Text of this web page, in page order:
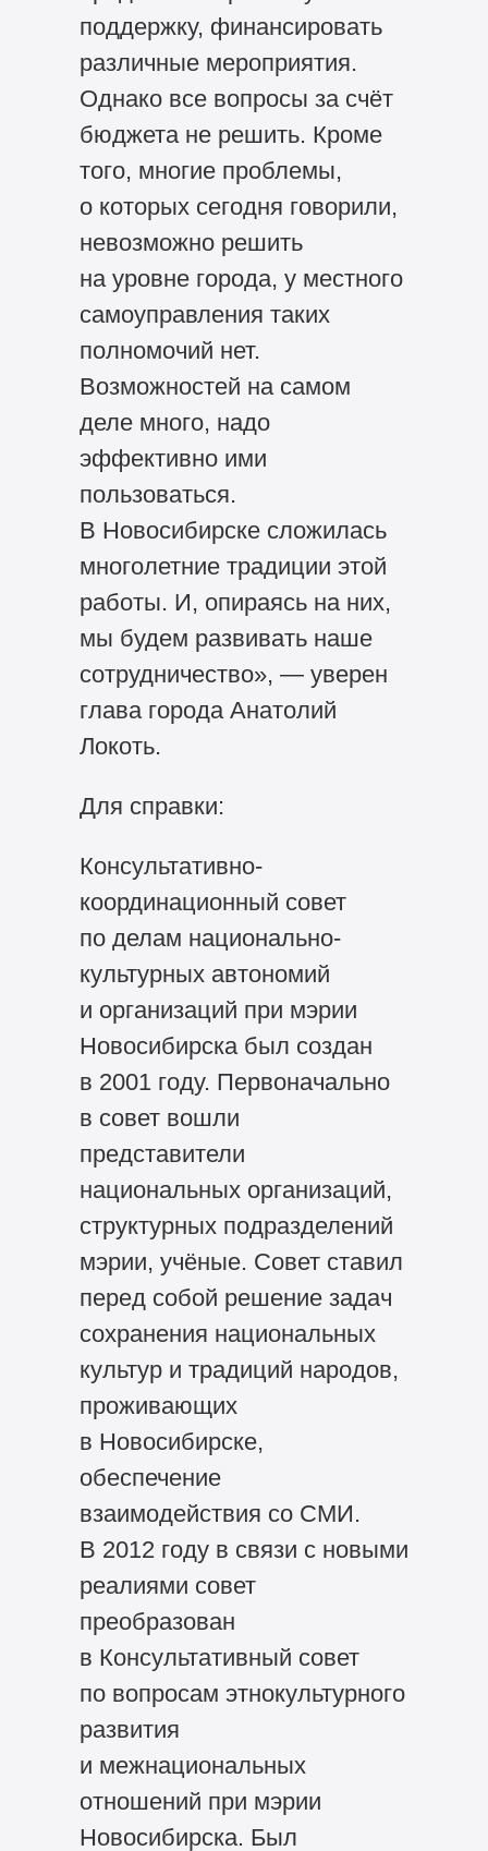
поддержку, финансировать
различные мероприятия.
Однако все вопросы за счёт
бюджета не решить. Кроме
того, многие проблемы,
о которых сегодня говорили,
невозможно решить
на уровне города, у местного
самоуправления таких
полномочий нет.
Возможностей на самом
деле много, надо
эффективно ими
пользоваться.
В Новосибирске сложилась
многолетние традиции этой
работы. И, опираясь на них,
мы будем развивать наше
сотрудничество», — уверен
глава города Анатолий
Локоть.
Для справки:
Консультативно-
координационный совет
по делам национально-
культурных автономий
и организаций при мэрии
Новосибирска был создан
в 2001 году. Первоначально
в совет вошли
представители
национальных организаций,
структурных подразделений
мэрии, учёные. Совет ставил
перед собой решение задач
сохранения национальных
культур и традиций народов,
проживающих
в Новосибирске,
обеспечение
взаимодействия со СМИ.
В 2012 году в связи с новыми
реалиями совет
преобразован
в Консультативный совет
по вопросам этнокультурного
развития
и межнациональных
отношений при мэрии
Новосибирска. Был